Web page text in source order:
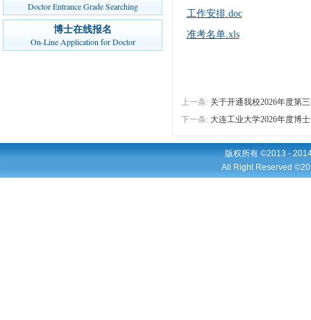
Doctor Entrance Grade Searching
博士在线报名
On-Line Application for Doctor
工作安排.doc
准考名单.xls
上一条: 关于开通我校2026年度第
下一条: 大连工业大学2026年度博
版权所有 ©2013 -
All Right Reserved